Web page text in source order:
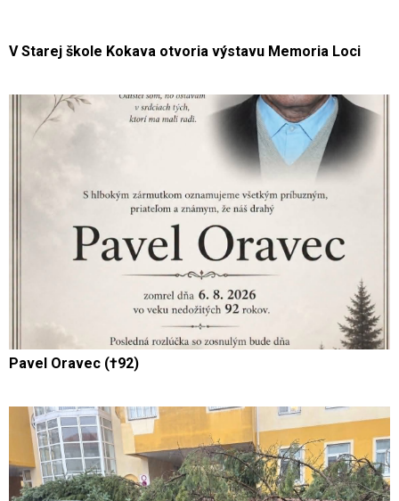
V Starej škole Kokava otvoria výstavu Memoria Loci
Pavel Oravec (†92)